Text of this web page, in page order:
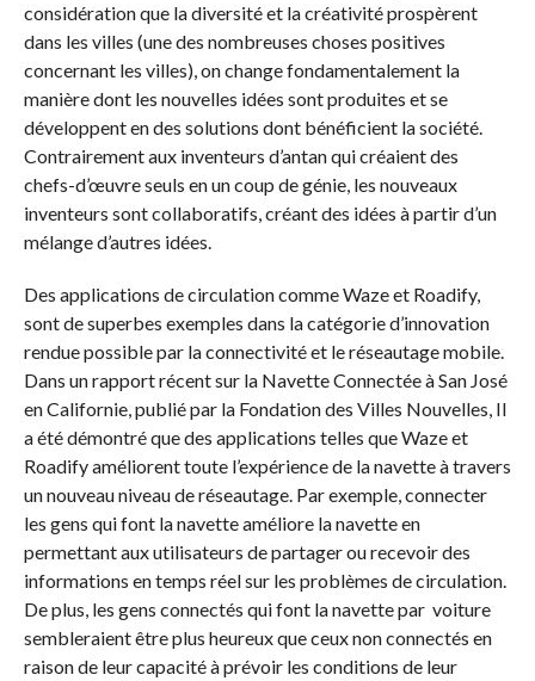
considération que la diversité et la créativité prospèrent
dans les villes (une des nombreuses choses positives
concernant les villes), on change fondamentalement la
manière dont les nouvelles idées sont produites et se
développent en des solutions dont bénéficient la société.
Contrairement aux inventeurs d’antan qui créaient des
chefs-d’œuvre seuls en un coup de génie, les nouveaux
inventeurs sont collaboratifs, créant des idées à partir d’un
mélange d’autres idées.
Des applications de circulation comme Waze et Roadify,
sont de superbes exemples dans la catégorie d’innovation
rendue possible par la connectivité et le réseautage mobile.
Dans un rapport récent sur la Navette Connectée à San José
en Californie, publié par la Fondation des Villes Nouvelles, Il
a été démontré que des applications telles que Waze et
Roadify améliorent toute l’expérience de la navette à travers
un nouveau niveau de réseautage. Par exemple, connecter
les gens qui font la navette améliore la navette en
permettant aux utilisateurs de partager ou recevoir des
informations en temps réel sur les problèmes de circulation.
De plus, les gens connectés qui font la navette par voiture
sembleraient être plus heureux que ceux non connectés en
raison de leur capacité à prévoir les conditions de leur